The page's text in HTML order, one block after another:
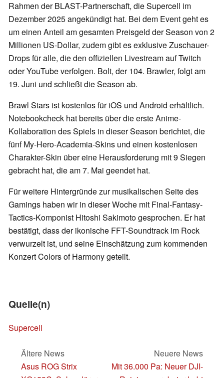
Rahmen der BLAST-Partnerschaft, die Supercell im
Dezember 2025 angekündigt hat. Bei dem Event geht es
um einen Anteil am gesamten Preisgeld der Season von 2
Millionen US-Dollar, zudem gibt es exklusive Zuschauer-
Drops für alle, die den offiziellen Livestream auf Twitch
oder YouTube verfolgen. Bolt, der 104. Brawler, folgt am
19. Juni und schließt die Season ab.
Brawl Stars ist kostenlos für iOS und Android erhältlich.
Notebookcheck hat bereits über die erste Anime-
Kollaboration des Spiels in dieser Season berichtet, die
fünf My-Hero-Academia-Skins und einen kostenlosen
Charakter-Skin über eine Herausforderung mit 9 Siegen
gebracht hat, die am 7. Mai geendet hat.
Für weitere Hintergründe zur musikalischen Seite des
Gamings haben wir in dieser Woche mit Final-Fantasy-
Tactics-Komponist Hitoshi Sakimoto gesprochen. Er hat
bestätigt, dass der ikonische FFT-Soundtrack im Rock
verwurzelt ist, und seine Einschätzung zum kommenden
Konzert Colors of Harmony geteilt.
Quelle(n)
Supercell
Ältere News
Asus ROG Strix
Neuere News
Mit 36.000 Pa: Neuer DJI-